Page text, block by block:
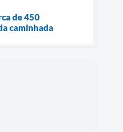
de 450
caminhada